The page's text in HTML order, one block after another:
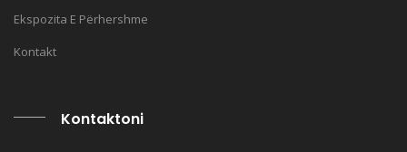
Ekspozita E Përhershme
Kontakt
Kontaktoni